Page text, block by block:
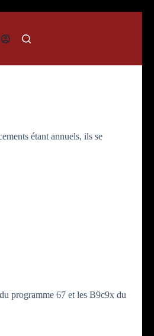
étant annuels, ils se
programme 67 et les B9c9x du